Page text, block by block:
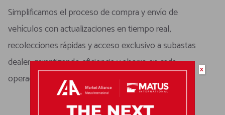
Simplificamos el proceso de compra y envío de
vehículos con actualizaciones en tiempo real,
recolecciones rápidas y acceso exclusivo a subastas
dealer, garantizando eficiencia y ahorro en cada
operación.
x